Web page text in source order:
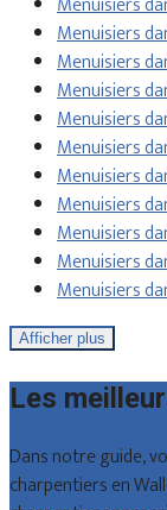
Menuisiers
Menuisiers
Menuisiers
Menuisiers
Menuisiers
Menuisiers
Menuisiers
Menuisiers
Menuisiers
Menuisiers
Afficher plus
Les
Dans notre guide,
charpentiers en